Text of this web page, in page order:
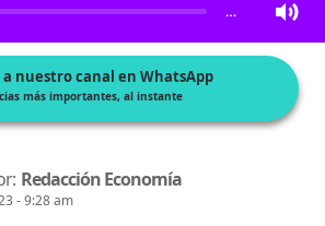
…
nuestro canal en WhatsApp
más importantes, al instante
Redacción Economía
- 9:28 am